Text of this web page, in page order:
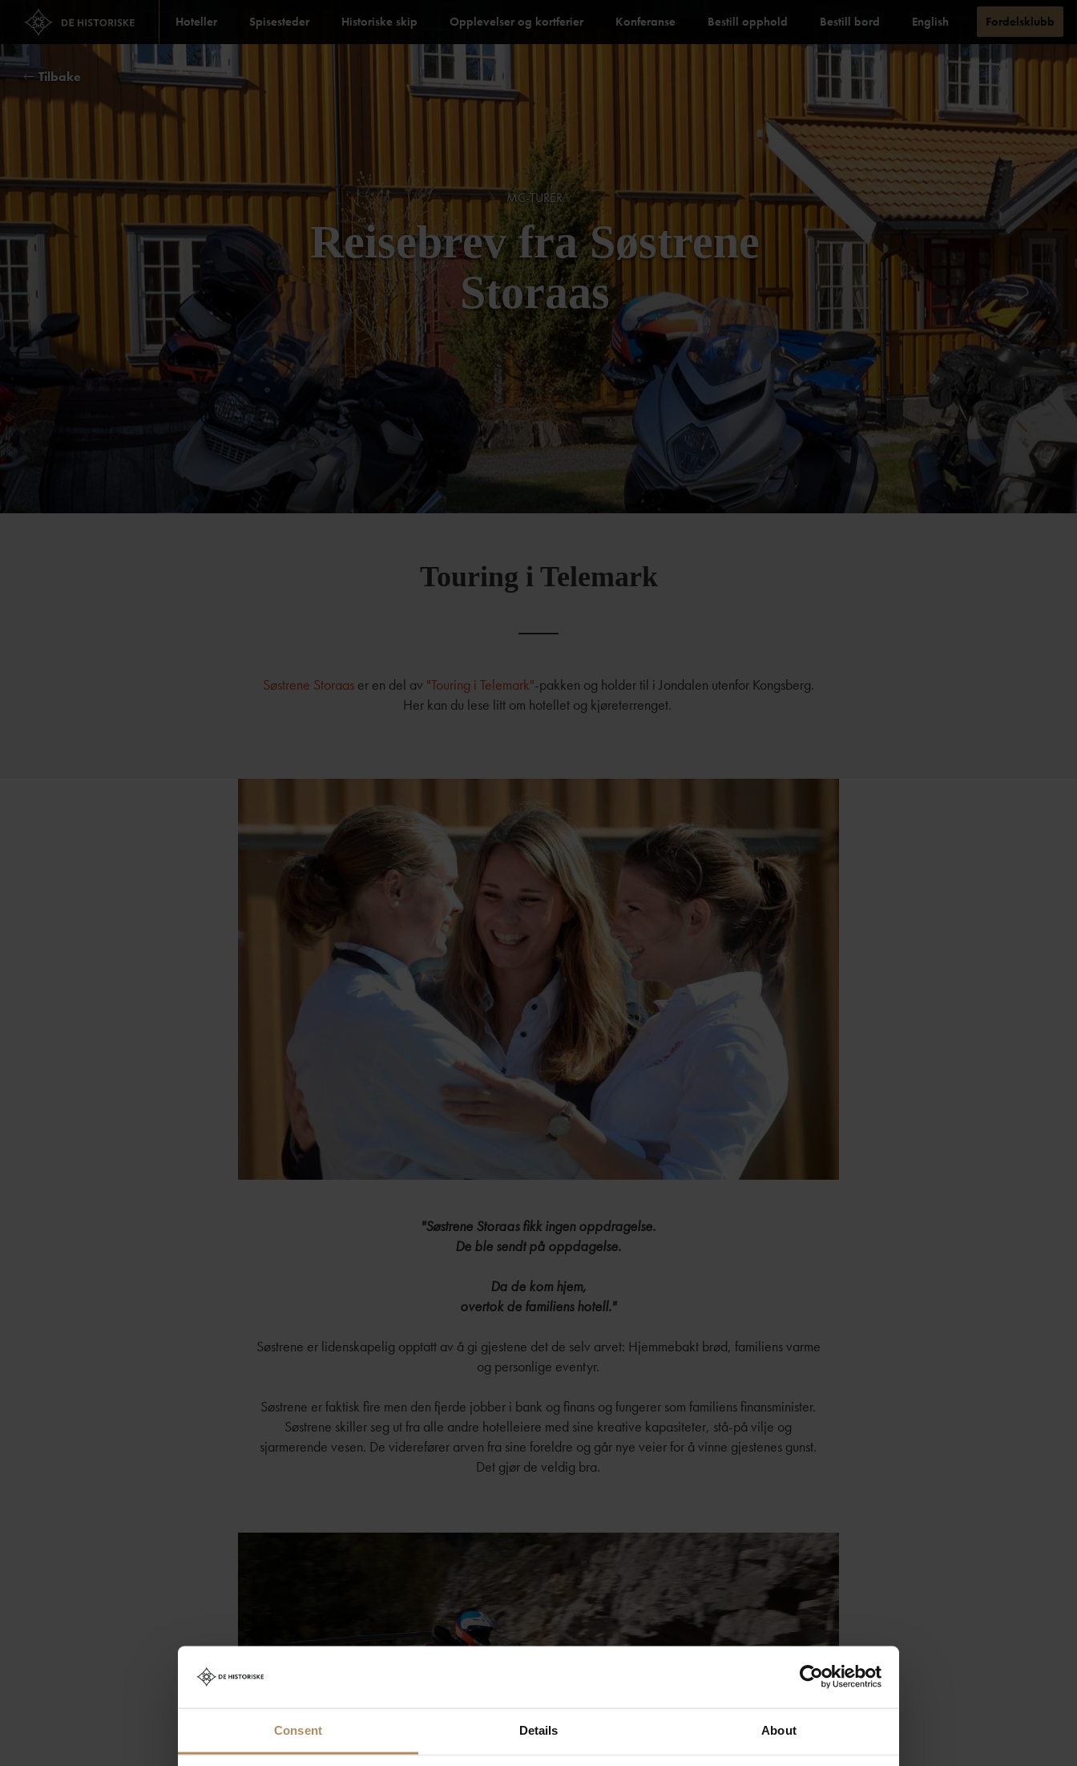
Consent Details About
Hoteller Spisesteder Historiske skip Opplevelser og kortferier Konferanse Bestill opphold Bestill bord English Fordelsklubb
Tilbake
MC-TURER
Reisebrev fra Søstrene
Storaas
Touring i Telemark
Søstrene Storaas er en del av "Touring i Telemark"-pakken og holder til i Jondalen utenfor Kongsberg.
Her kan du lese litt om hotellet og kjøreterrenget.
"Søstrene Storaas fikk ingen oppdragelse.
De ble sendt på oppdagelse.
Da de kom hjem,
overtok de familiens hotell."
Søstrene er lidenskapelig opptatt av å gi gjestene det de selv arvet: Hjemmebakt brød, familiens varme
og personlige eventyr.
Søstrene er faktisk fire men den fjerde jobber i bank og finans og fungerer som familiens finansminister.
Søstrene skiller seg ut fra alle andre hotelleiere med sine kreative kapasiteter, stå-på vilje og
sjarmerende vesen. De viderefører arven fra sine foreldre og går nye veier for å vinne gjestenes gunst.
Det gjør de veldig bra.